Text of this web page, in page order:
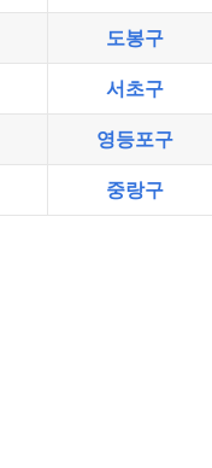
도봉구
서초구
영등포구
중랑구